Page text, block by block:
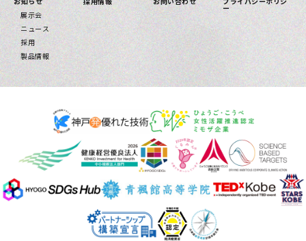
展示会
ニュース
採用
製品情報
ー